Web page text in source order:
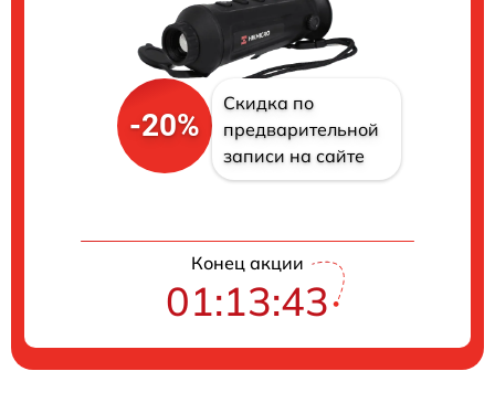
-20%
Скидка по
предварительной
записи на сайте
Конец акции
01:13:42